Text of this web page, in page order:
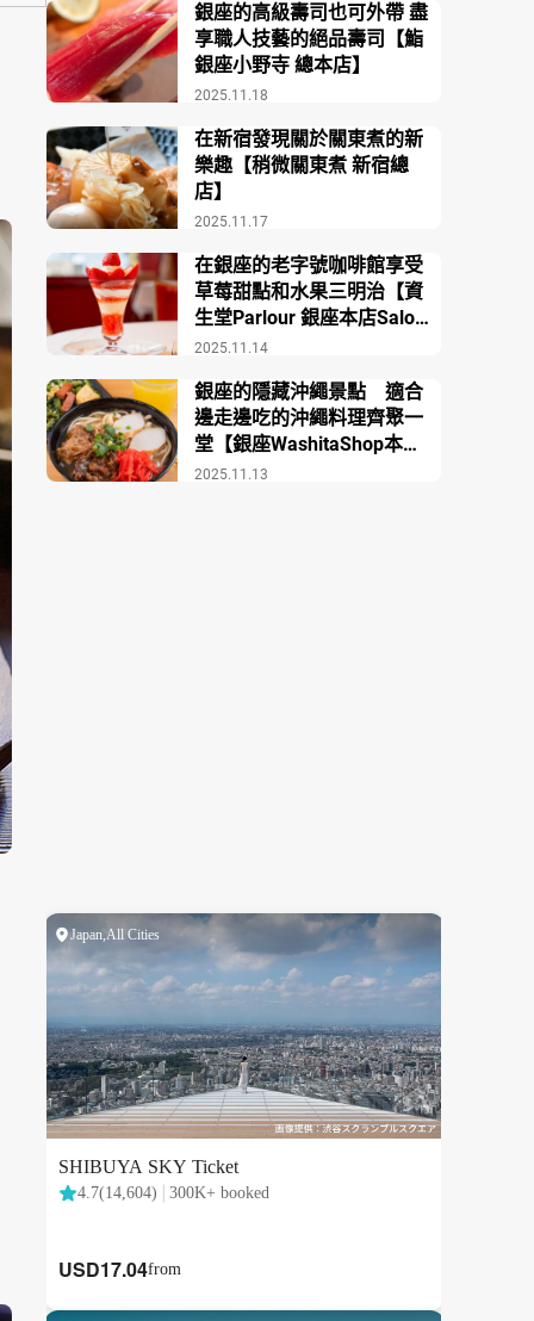
2025.11.18
銀座的高級壽司也可外帶 盡
享職人技藝的絕品壽司【鮨
銀座小野寺 總本店】
2025.11.17
在新宿發現關於關東煮的新
樂趣【稍微關東煮 新宿總
店】
2025.11.14
在銀座的老字號咖啡館享受
草莓甜點和水果三明治【資
生堂Parlour 銀座本店Salon
de Café】
2025.11.13
銀座的隱藏沖繩景點 適合
邊走邊吃的沖繩料理齊聚一
堂【銀座WashitaShop本
店】